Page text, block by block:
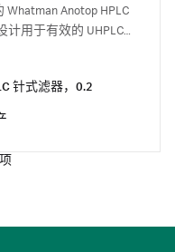
Anotop HPLC
计用于有效的 UHPLC
针式滤器，0.2
项